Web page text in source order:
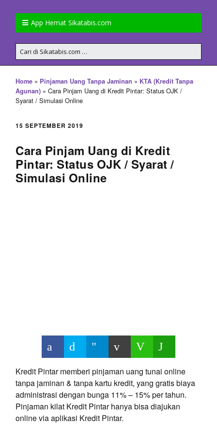
App Hemat Sikatabis.com
Home » Pinjaman Uang Tanpa Jaminan » KTA (Kredit Tanpa
Agunan) » Cara Pinjam Uang di Kredit Pintar: Status OJK /
Syarat / Simulasi Online
15 SEPTEMBER 2019
Cara Pinjam Uang di Kredit
Pintar: Status OJK / Syarat /
Simulasi Online
Kredit Pintar memberi pinjaman uang tunai online
tanpa jaminan & tanpa kartu kredit, yang gratis biaya
administrasi dengan bunga 11% – 15% per tahun.
Pinjaman kilat Kredit Pintar hanya bisa diajukan
online via aplikasi Kredit Pintar.